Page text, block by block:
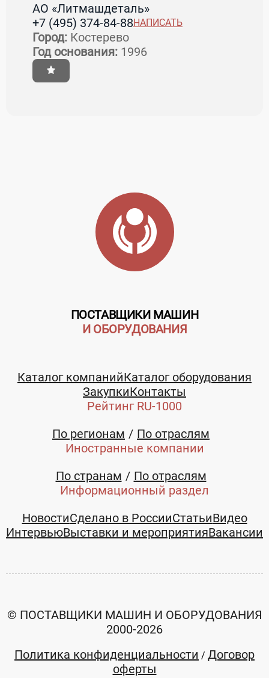
АО «Литмашдеталь»
+7 (495) 374-84-88НАПИСАТЬ
Город: Костерево
Год основания: 1996
ПОСТАВЩИКИ МАШИН
И ОБОРУДОВАНИЯ
Каталог компанийКаталог оборудования
ЗакупкиКонтакты
Рейтинг RU-1000
По регионам
По отраслям
Иностранные компании
По странам
По отраслям
Информационный раздел
НовостиСделано в РоссииСтатьиВидео
ИнтервьюВыставки и мероприятияВакансии
© ПОСТАВЩИКИ МАШИН И ОБОРУДОВАНИЯ
2000-2026
Политика конфиденциальности / Договор
оферты